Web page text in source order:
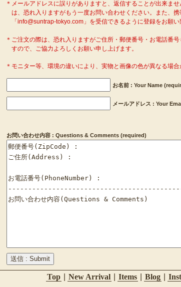
＊メールアドレスに誤りがありますと、返信することが出来ま
は、恐れ入りますがもう一度お問い合わせください。また、携
「info@suntrap-tokyo.com」を受信できるように登録をお願い
＊ご注文の際は、恐れ入りますがご住所・郵便番号・お電話番
すので、ご協力よろしくお願い申し上げます。
＊モニター等、環境の違いにより、実物と画像の色が異なる場合
お名前 : Your Name
メールアドレス : Your
お問い合わせ内容 : Questions & Comments (required)
Top New Arrival Items Blog